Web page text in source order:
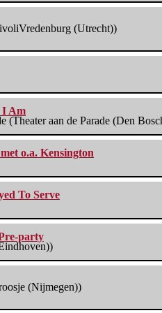
(Utrecht))
I Am
(Theater aan de Parade (Den
o.a. Kensington
To Serve
party
(Nijmegen))